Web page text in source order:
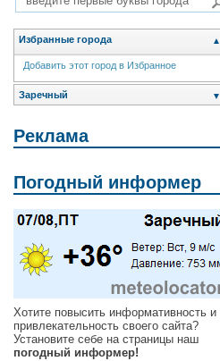
Избранные города ▲
Добавить этот город в Избранное
Заречный ▼
Реклама
Погодный информер
Хотите повысить информативность и
привлекательность своего сайта?
Установите себе на страницы наш
погодный информер!